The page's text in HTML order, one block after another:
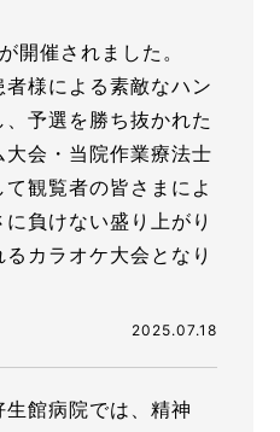
開催されました。
様による素敵なハン
予選を勝ち抜かれた
会・当院作業療法士
観覧者の皆さまによ
負けない盛り上がり
カラオケ大会となり
2025.07.18
館病院では、精神